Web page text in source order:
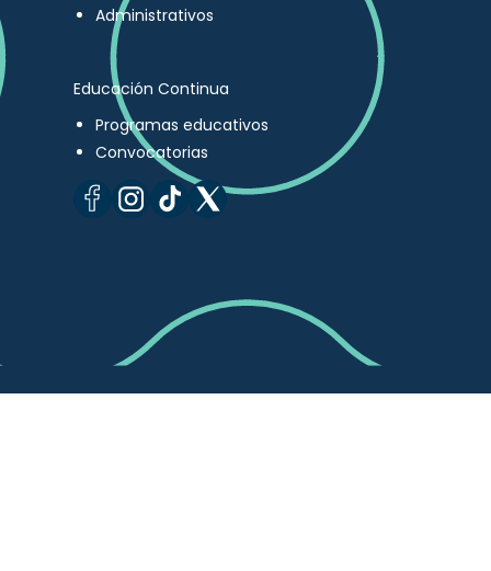
Administrativos
Educación Continua
Programas educativos
Convocatorias